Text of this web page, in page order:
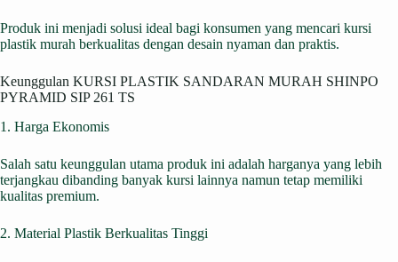
Produk ini menjadi solusi ideal bagi konsumen yang mencari kursi
plastik murah berkualitas dengan desain nyaman dan praktis.
Keunggulan KURSI PLASTIK SANDARAN MURAH SHINPO
PYRAMID SIP 261 TS
1. Harga Ekonomis
Salah satu keunggulan utama produk ini adalah harganya yang lebih
terjangkau dibanding banyak kursi lainnya namun tetap memiliki
kualitas premium.
2. Material Plastik Berkualitas Tinggi